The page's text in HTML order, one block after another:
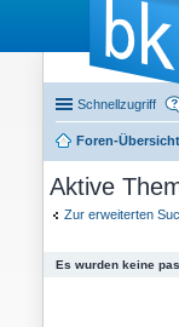
Schnellzugriff
Foren-Übersicht
Aktive
Zur erweiterten
Es wurden keine